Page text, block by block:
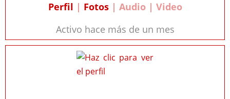
Perfil | Fotos| Audio | Video
Activo hace más de un mes